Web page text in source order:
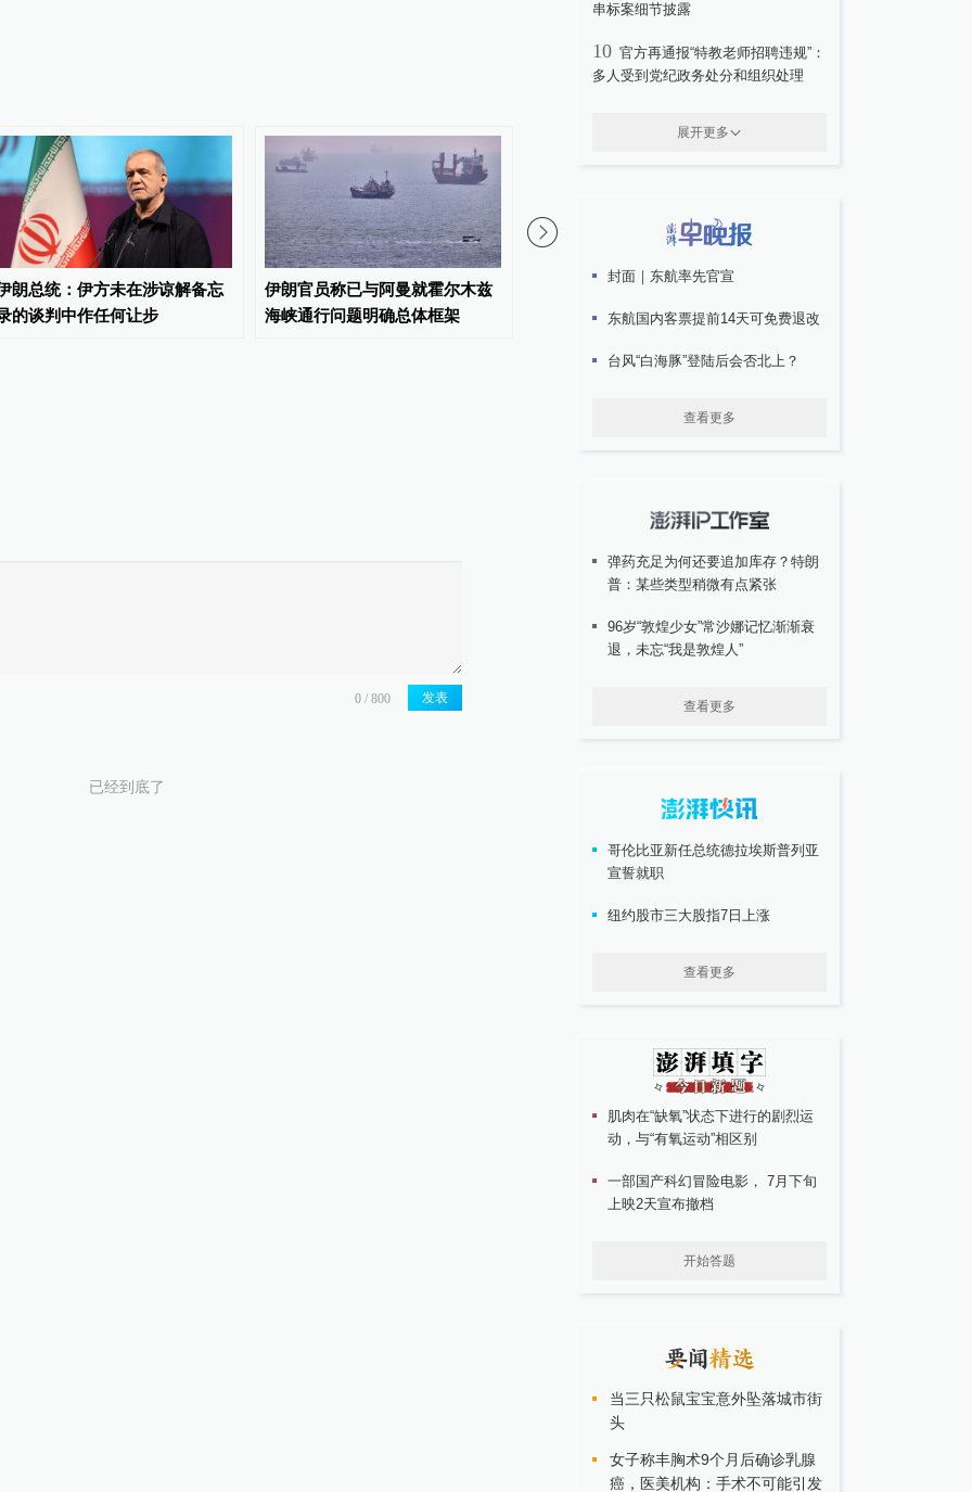
朗总统：伊方未在涉谅解备忘
的谈判中作任何让步
伊朗官员称已与阿曼就霍尔木兹
海峡通行问题明确总体框架
美参议院通过一项对俄能源领域
制裁法案
袭击
发表
已经到底了
串标案细节披露
10 官方再通报“特教老师招聘违规”：
多人受到党纪政务处分和组织处理
展开更多
封面｜东航率先官宣
东航国内客票提前14天可免费退改
台风“白海豚”登陆后会否北上？
查看更多
弹药充足为何还要追加库存？特朗
普：某些类型稍微有点紧张
96岁“敦煌少女”常沙娜记忆渐渐衰
退，未忘“我是敦煌人”
查看更多
哥伦比亚新任总统德拉埃斯普列亚
宣誓就职
纽约股市三大股指7日上涨
查看更多
肌肉在“缺氧”状态下进行的剧烈运
动，与“有氧运动”相区别
一部国产科幻冒险电影， 7月下旬
上映2天宣布撤档
开始答题
当三只松鼠宝宝意外坠落城市街
头
女子称丰胸术9个月后确诊乳腺
癌，医美机构：手术不可能引发